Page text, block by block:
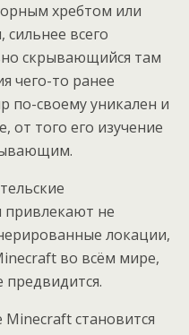
хребтом или
всего
скрывающийся там
чего-то ранее
по-своему уникален и
от того его изучение
привлекают не
локации,
во всём мире,
предвидится.
становится